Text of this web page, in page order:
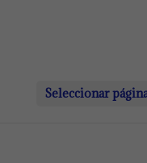
Seleccionar